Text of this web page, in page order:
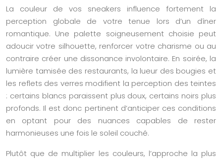
La couleur de vos sneakers influence fortement la
perception globale de votre tenue lors d’un dîner
romantique. Une palette soigneusement choisie peut
adoucir votre silhouette, renforcer votre charisme ou au
contraire créer une dissonance involontaire. En soirée, la
lumière tamisée des restaurants, la lueur des bougies et
les reflets des verres modifient la perception des teintes
: certains blancs paraissent plus doux, certains noirs plus
profonds. Il est donc pertinent d’anticiper ces conditions
en optant pour des nuances capables de rester
harmonieuses une fois le soleil couché.
Plutôt que de multiplier les couleurs, l’approche la plus